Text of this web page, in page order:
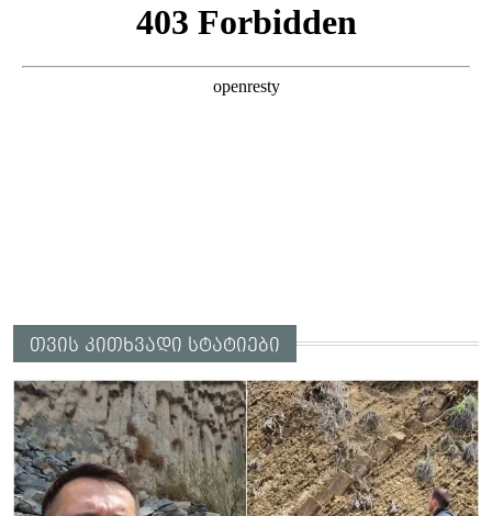
თვის კითხვადი სტატიები